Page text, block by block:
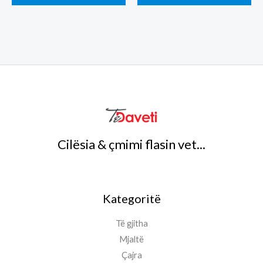
Cilësia & çmimi flasin vet...
Kategoritë
Të gjitha
Mjaltë
Çajra